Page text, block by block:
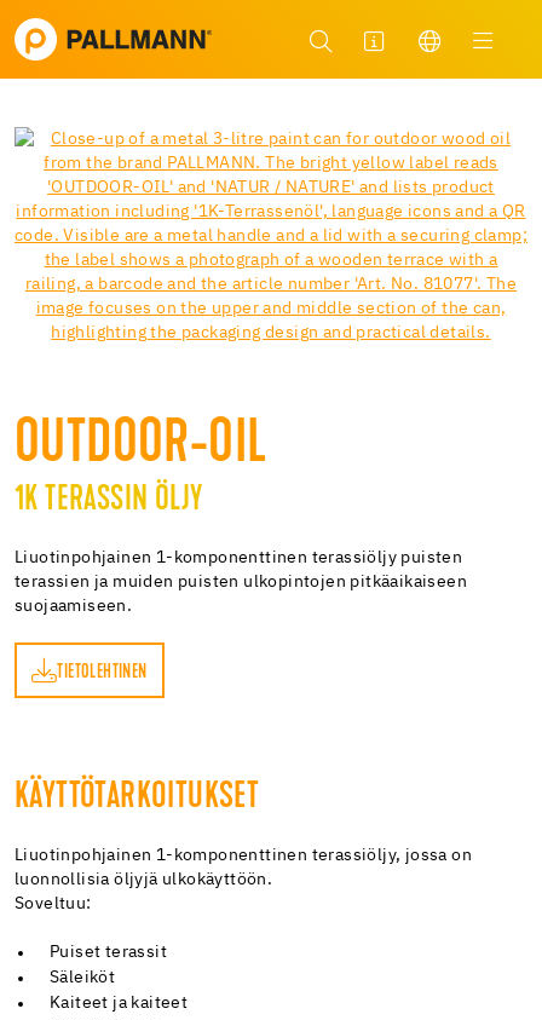
OUTDOOR-OIL
1K TERASSIN ÖLJY
Liuotinpohjainen 1-komponenttinen terassiöljy puisten
terassien ja muiden puisten ulkopintojen pitkäaikaiseen
suojaamiseen.
TIETOLEHTINEN
KÄYTTÖTARKOITUKSET
Liuotinpohjainen 1-komponenttinen terassiöljy, jossa on
luonnollisia öljyjä ulkokäyttöön.
Soveltuu:
Puiset terassit
Säleiköt
Kaiteet ja kaiteet